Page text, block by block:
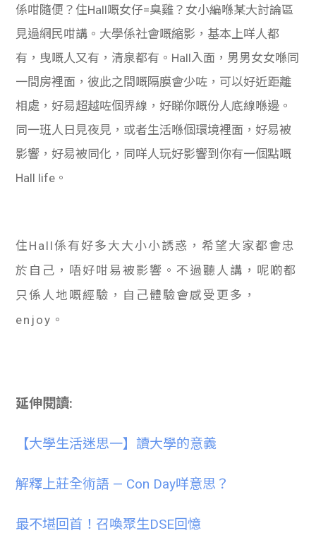
係咁隨便？住Hall嘅女仔=臭雞？女小編喺某大討論區
見過網民咁講。大學係社會嘅縮影，基本上咩人都
有，曳嘅人又有，清泉都有。Hall入面，男男女女喺同
一間房裡面，彼此之間嘅隔膜會少咗，可以好近距離
相處，好易超越咗個界線，好睇你嘅份人底線喺邊。
同一班人日見夜見，或者生活喺個環境裡面，好易被
影響，好易被同化，同咩人玩好影響到你有一個點嘅
Hall life。
住Hall係有好多大大小小誘惑，希望大家都會忠
於自己，唔好咁易被影響。不過聽人講，呢啲都
只係人地嘅經驗，自己體驗會感受更多，
enjoy。
延伸閱讀:
【大學生活迷思一】讀大學的意義
解釋上莊全術語 — Con Day咩意思？
最不堪回首！召喚聚生DSE回憶